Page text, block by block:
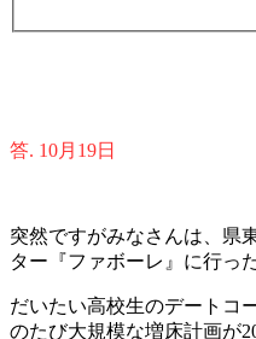
答. 10月19日
突然ですがみなさんは、県
ター『ファボーレ』に行っ
だいたい高校生のデートコ
のたび大規模な増床計画が